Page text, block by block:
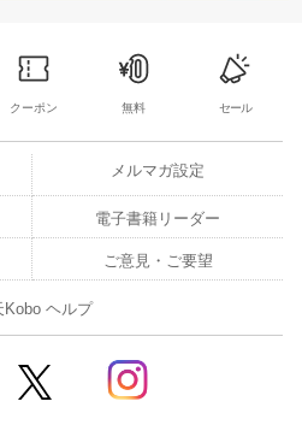
クーポン 無料 セール
メルマガ設定
電子書籍リーダー
ご意見・ご要望
Kobo ヘルプ